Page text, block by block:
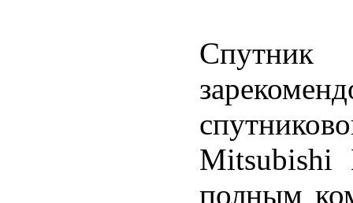
Mitsubishi
полным